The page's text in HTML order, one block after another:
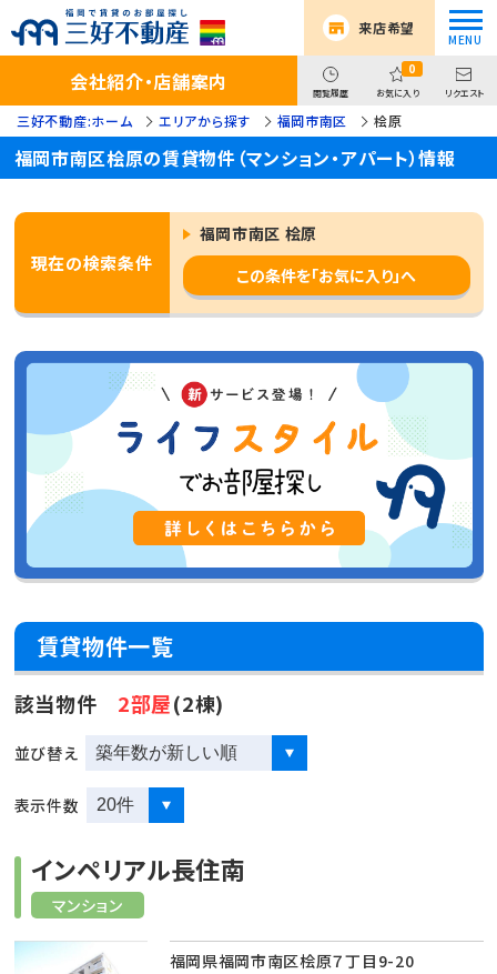
来店希望
会社紹介・店舗案内 閲覧履歴
0
お気に入り リクエスト
三好不動産:ホーム エリアから探す 福岡市南区 桧原
福岡市南区桧原の賃貸物件（マンション・アパート）情報
現在の検索条件
福岡市南区 桧原
この条件を「お気に入り」へ
賃貸物件一覧
該当物件 2部屋(2棟)
並び替え
表示件数
マンション
インペリアル長住南
福岡県福岡市南区桧原７丁目9-20